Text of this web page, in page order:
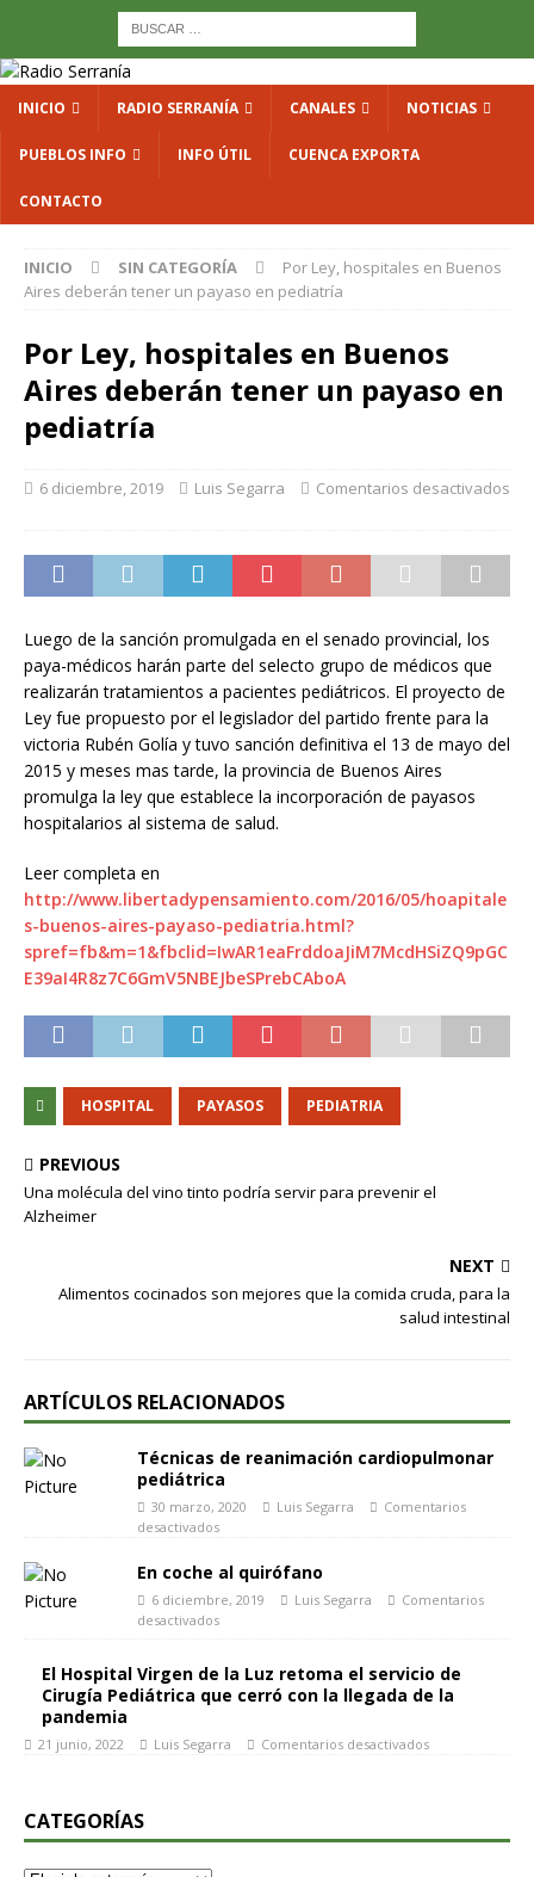
INICIO RADIO SERRANÍA CANALES NOTICIAS
PUEBLOS INFO INFO ÚTIL CUENCA EXPORTA
CONTACTO
INICIO SIN CATEGORÍA
Por Ley, hospitales en Buenos
Aires deberán tener un payaso en pediatría
Por Ley, hospitales en Buenos
Aires deberán tener un payaso en
pediatría
6 diciembre, 2019 Luis Segarra Comentarios desactivados
Luego de la sanción promulgada en el senado provincial, los
paya-médicos harán parte del selecto grupo de médicos que
realizarán tratamientos a pacientes pediátricos. El proyecto de
Ley fue propuesto por el legislador del partido frente para la
victoria Rubén Golía y tuvo sanción definitiva el 13 de mayo del
2015 y meses mas tarde, la provincia de Buenos Aires
promulga la ley que establece la incorporación de payasos
hospitalarios al sistema de salud.
Leer completa en
http://www.libertadypensamiento.com/2016/05/hoapitale
s-buenos-aires-payaso-pediatria.html?
spref=fb&m=1&fbclid=IwAR1eaFrddoaJiM7McdHSiZQ9pGC
E39aI4R8z7C6GmV5NBEJbeSPrebCAboA
HOSPITAL PAYASOS PEDIATRIA
PREVIOUS
Una molécula del vino tinto podría servir para prevenir el
Alzheimer
NEXT
Alimentos cocinados son mejores que la comida cruda, para la
salud intestinal
ARTÍCULOS RELACIONADOS
Técnicas de reanimación cardiopulmonar
pediátrica
30 marzo, 2020 Luis Segarra
Comentarios
desactivados
En coche al quirófano
6 diciembre, 2019 Luis Segarra
Comentarios
desactivados
El Hospital Virgen de la Luz retoma el servicio de
Cirugía Pediátrica que cerró con la llegada de la
pandemia
21 junio, 2022 Luis Segarra Comentarios desactivados
CATEGORÍAS